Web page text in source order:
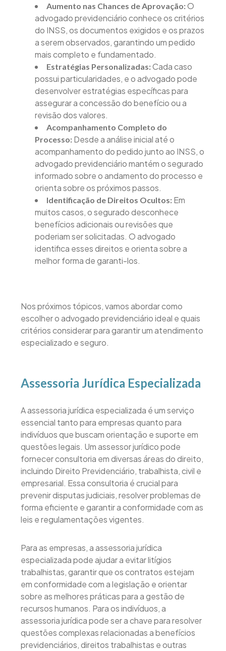
Aumento nas Chances de Aprovação:O
advogado previdenciário conhece os critérios
do INSS, os documentos exigidos e os prazos
a serem observados, garantindo um pedido
mais completo e fundamentado.
Estratégias Personalizadas:Cada caso
possui particularidades, e o advogado pode
desenvolver estratégias específicas para
assegurar a concessão do benefício ou a
revisão dos valores.
Acompanhamento Completo do
Processo: Desde a análise inicial até o
acompanhamento do pedido junto ao INSS, o
advogado previdenciário mantém o segurado
informado sobre o andamento do processo e
orienta sobre os próximos passos.
Identificação de Direitos Ocultos: Em
muitos casos, o segurado desconhece
benefícios adicionais ou revisões que
poderiam ser solicitadas. O advogado
identifica esses direitos e orienta sobre a
melhor forma de garanti-los.
Nos próximos tópicos, vamos abordar como
escolher o advogado previdenciário ideal e quais
critérios considerar para garantir um atendimento
especializado e seguro.
Assessoria Jurídica Especializada
A assessoria jurídica especializada é um serviço
essencial tanto para empresas quanto para
indivíduos que buscam orientação e suporte em
questões legais. Um assessor jurídico pode
fornecer consultoria em diversas áreas do direito,
incluindo Direito Previdenciário, trabalhista, civil e
empresarial. Essa consultoria é crucial para
prevenir disputas judiciais, resolver problemas de
forma eficiente e garantir a conformidade com as
leis e regulamentações vigentes.
Para as empresas, a assessoria jurídica
especializada pode ajudar a evitar litígios
trabalhistas, garantir que os contratos estejam
em conformidade com a legislação e orientar
sobre as melhores práticas para a gestão de
recursos humanos. Para os indivíduos, a
assessoria jurídica pode ser a chave para resolver
questões complexas relacionadas a benefícios
previdenciários, direitos trabalhistas e outras